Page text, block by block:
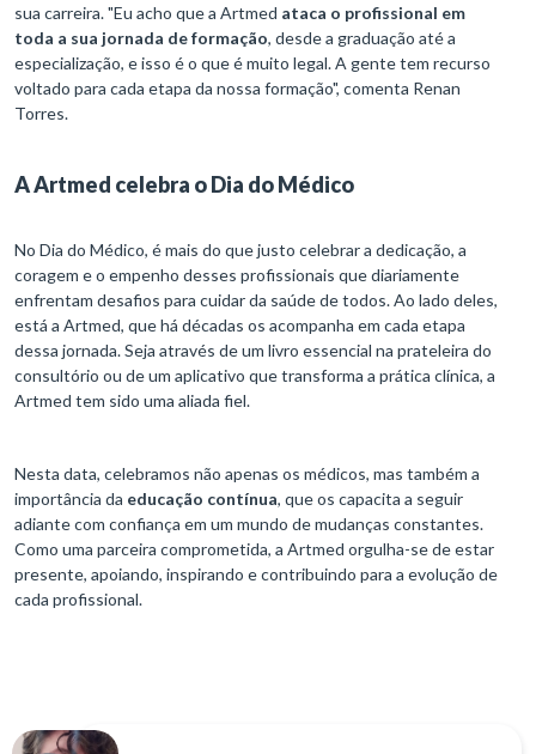
sua carreira. "Eu acho que a Artmed ataca o profissional em
toda a sua jornada de formação, desde a graduação até a
especialização, e isso é o que é muito legal. A gente tem recurso
voltado para cada etapa da nossa formação", comenta Renan
Torres.
A Artmed celebra o Dia do Médico
No Dia do Médico, é mais do que justo celebrar a dedicação, a
coragem e o empenho desses profissionais que diariamente
enfrentam desafios para cuidar da saúde de todos. Ao lado deles,
está a Artmed, que há décadas os acompanha em cada etapa
dessa jornada. Seja através de um livro essencial na prateleira do
consultório ou de um aplicativo que transforma a prática clínica, a
Artmed tem sido uma aliada fiel.
Nesta data, celebramos não apenas os médicos, mas também a
importância da educação contínua, que os capacita a seguir
adiante com confiança em um mundo de mudanças constantes.
Como uma parceira comprometida, a Artmed orgulha-se de estar
presente, apoiando, inspirando e contribuindo para a evolução de
cada profissional.